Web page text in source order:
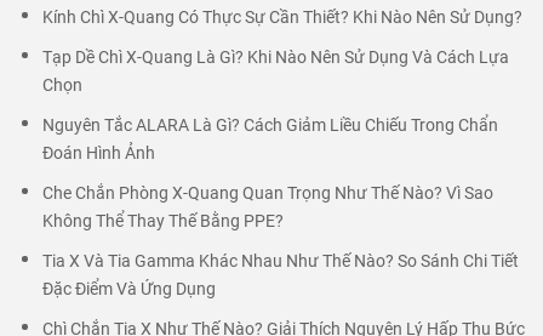
Kính Chì X-Quang Có Thực Sự Cần Thiết? Khi Nào Nên Sử Dụng?
Tạp Dề Chì X-Quang Là Gì? Khi Nào Nên Sử Dụng Và Cách Lựa
Chọn
Nguyên Tắc ALARA Là Gì? Cách Giảm Liều Chiếu Trong Chẩn
Đoán Hình Ảnh
Che Chắn Phòng X-Quang Quan Trọng Như Thế Nào? Vì Sao
Không Thể Thay Thế Bằng PPE?
Tia X Và Tia Gamma Khác Nhau Như Thế Nào? So Sánh Chi Tiết
Đặc Điểm Và Ứng Dụng
Chì Chắn Tia X Như Thế Nào? Giải Thích Nguyên Lý Hấp Thụ Bức